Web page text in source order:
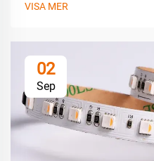
VISA MER
02
Sep